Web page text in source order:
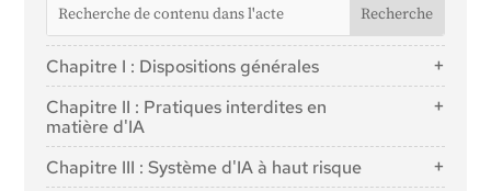
Chapitre I : Dispositions générales
Article 1 : Objet
Article 2 : Champ d'application
Article 4 : Maîtrise de l'IA
Chapitre II : Pratiques interdites en
matière d'IA
Article 5 : Pratiques interdites en matière d'IA
Chapitre III : Système d'IA à haut risque